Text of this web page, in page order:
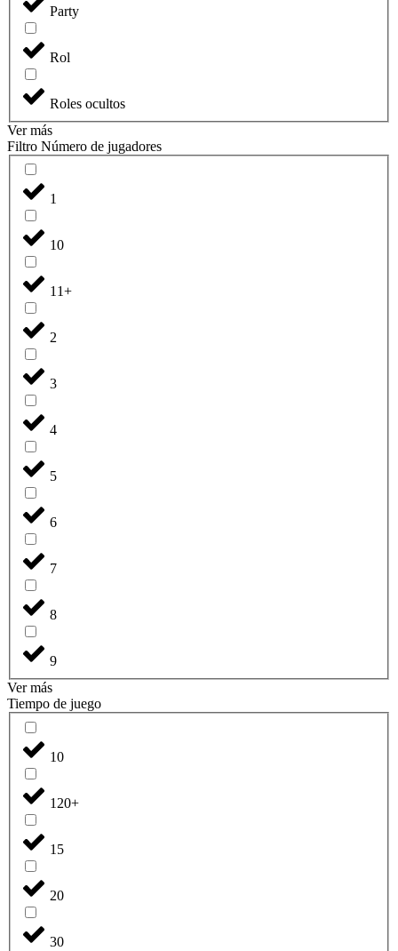
Party
Rol
Roles ocultos
Ver más
Filtro Número de jugadores
1
10
11+
2
3
4
5
6
7
8
9
Ver más
Tiempo de juego
10
120+
15
20
30